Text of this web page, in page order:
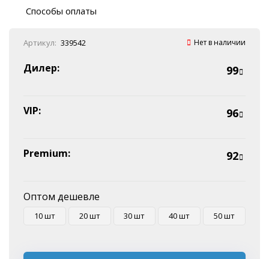
“BlaBlaCar” (по ЮФО)
Способы оплаты
Наличные
Эквайринг
Оплата на P/C
Артикул: 339542 Нет в наличии
Дилер: 99
VIP: 96
Premium: 92
Оптом дешевле
10 шт 20 шт 30 шт 40 шт 50 шт